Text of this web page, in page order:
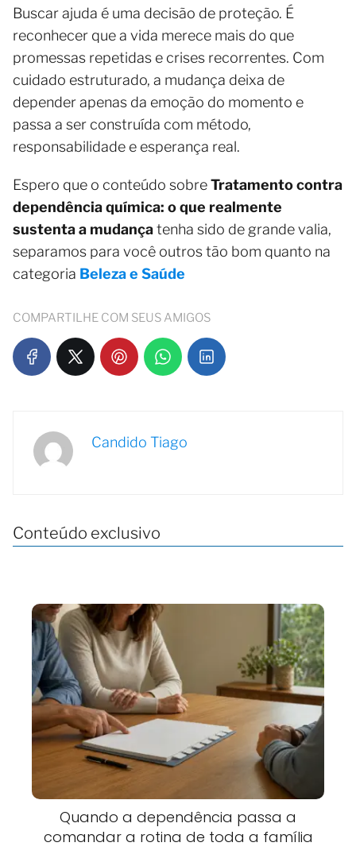
Buscar ajuda é uma decisão de proteção. É
reconhecer que a vida merece mais do que
promessas repetidas e crises recorrentes. Com
cuidado estruturado, a mudança deixa de
depender apenas da emoção do momento e
passa a ser construída com método,
responsabilidade e esperança real.
Espero que o conteúdo sobreTratamento contra
dependência química: o que realmente
sustenta a mudançatenha sido de grande valia,
separamos para você outros tão bom quanto na
categoria Beleza e Saúde
COMPARTILHE COM SEUS AMIGOS
Candido Tiago
Conteúdo exclusivo
Quando a dependência passa a
comandar a rotina de toda a família